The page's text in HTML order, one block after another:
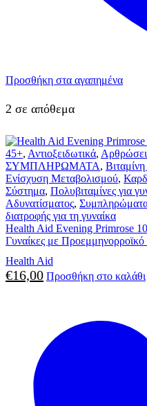
Προσθήκη στα αγαπημένα
2 σε απόθεμα
45+, Αντιοξειδωτικά,
ΣΥΜΠΛΗΡΩΜΑΤΑ,
Ενίσχυση Μεταβολισμού,
Σύστημα, Πολυβιταμίνες για
Αδυνατίσματος,
διατροφής για τη γυναίκα
Health Aid Evening Primrose
Γυναίκες με
Health Aid
€16,00 Προσθήκη στο καλάθι